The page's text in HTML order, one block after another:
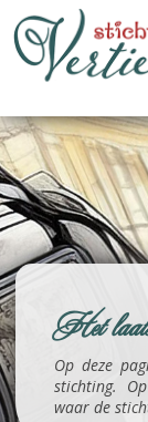
Het
Op deze
stichting.
waar de